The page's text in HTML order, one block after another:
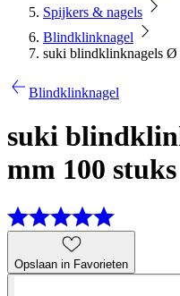
Spijkers & nagels
Blindklinknagel
suki blindklinknagels Ø
Blindklinknagel
suki
mm 100 stuks
Opslaan in Favorieten